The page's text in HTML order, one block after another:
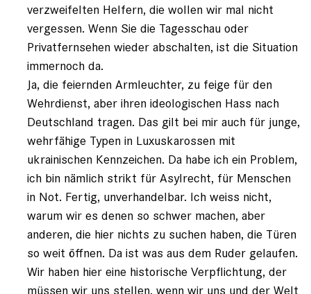
verzweifelten Helfern, die wollen wir mal nicht
vergessen. Wenn Sie die Tagesschau oder
Privatfernsehen wieder abschalten, ist die Situation
immernoch da.
Ja, die feiernden Armleuchter, zu feige für den
Wehrdienst, aber ihren ideologischen Hass nach
Deutschland tragen. Das gilt bei mir auch für junge,
wehrfähige Typen in Luxuskarossen mit
ukrainischen Kennzeichen. Da habe ich ein Problem,
ich bin nämlich strikt für Asylrecht, für Menschen
in Not. Fertig, unverhandelbar. Ich weiss nicht,
warum wir es denen so schwer machen, aber
anderen, die hier nichts zu suchen haben, die Türen
so weit öffnen. Da ist was aus dem Ruder gelaufen.
Wir haben hier eine historische Verpflichtung, der
müssen wir uns stellen, wenn wir uns und der Welt